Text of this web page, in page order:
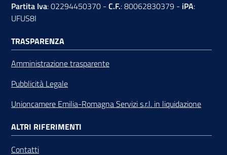
Partita Iva: 02294450370 - C.F.: 80062830379 - iPA:
UFUS8I
TRASPARENZA
Amministrazione trasparente
Pubblicità Legale
Unioncamere Emilia-Romagna Servizi s.r.l. in liquidazione
ALTRI RIFERIMENTI
Contatti